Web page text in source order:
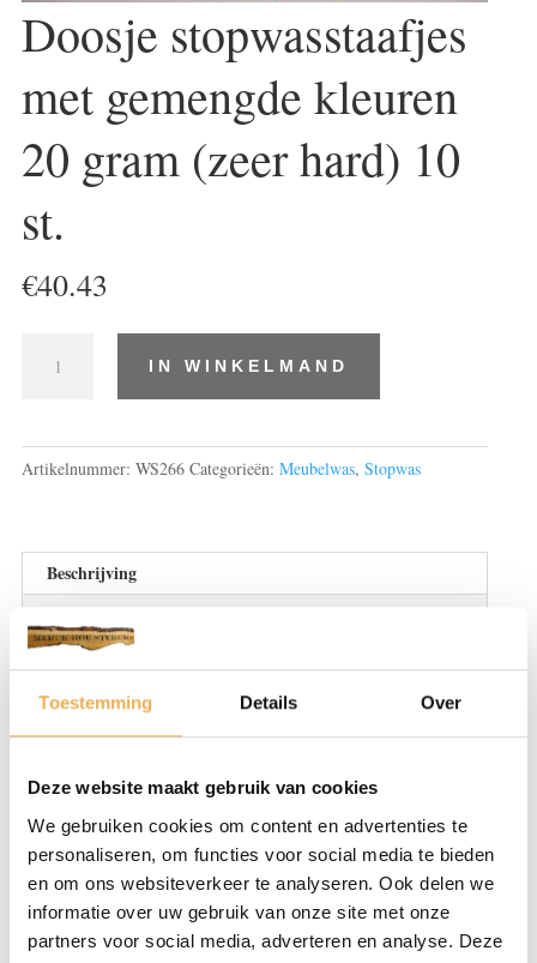
Toestemming Details Over
Deze website maakt gebruik van cookies
We gebruiken cookies om content en advertenties te
personaliseren, om functies voor social media te bieden
en om ons websiteverkeer te analyseren. Ook delen we
informatie over uw gebruik van onze site met onze
partners voor social media, adverteren en analyse. Deze
Doosje stopwasstaafjes
met gemengde kleuren
20 gram (zeer hard) 10
st.
€40.43
stopwasstaafjes
hard)
10
st.
aantal
IN WINKELMAND
Artikelnummer: WS266 Categorieën: Meubelwas, Stopwas
Beschrijving
herstellen. Stopwas is een vorm van was die
duidelijk steviger is dan meubelwas. Hierbij
zijn er twee soorten stopwas, een harde en
een zachte variant. Deze worden geleverd in
verschillende kleuren. Het verschil is dat het
mogelijk is om over zachte stopwas heen te